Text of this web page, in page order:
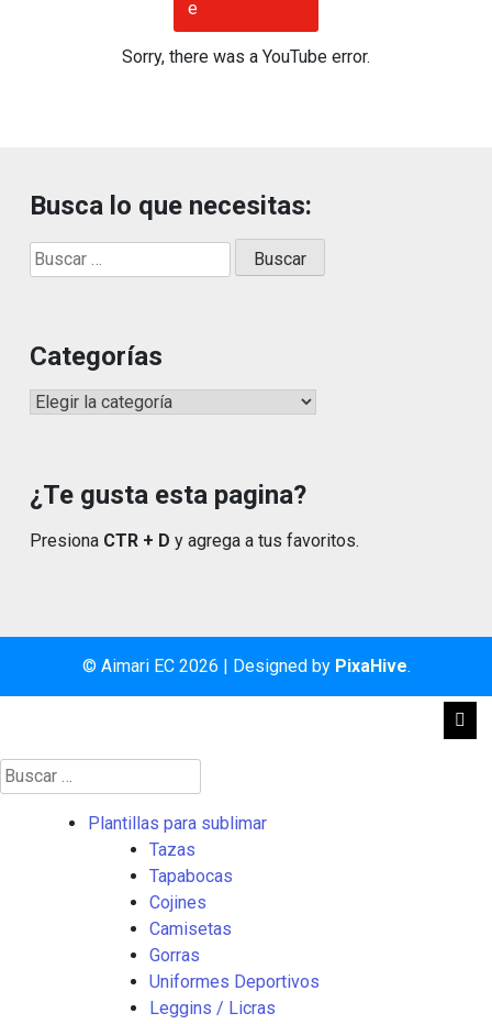
Sorry, there was a YouTube error.
Busca lo que necesitas:
Buscar:
Categorías
Categorías
¿Te gusta esta pagina?
Presiona CTR + D y agrega a tus favoritos.
© Aimari EC 2026 | Designed by PixaHive.
Buscar:
Plantillas para sublimar
Tazas
Tapabocas
Cojines
Camisetas
Gorras
Uniformes Deportivos
Leggins / Licras